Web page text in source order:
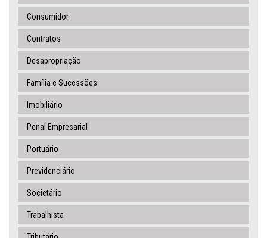
Consumidor
Contratos
Desapropriação
Família e Sucessões
Imobiliário
Penal Empresarial
Portuário
Previdenciário
Societário
Trabalhista